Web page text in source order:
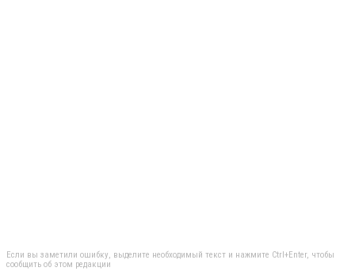
Если вы заметили ошибку, выделите необходимый текст и нажмите Ctrl+Enter, чтобы
сообщить об этом редакции